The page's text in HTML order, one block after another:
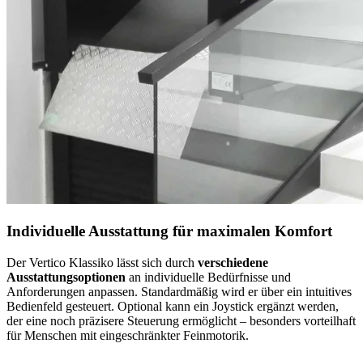
Individuelle Ausstattung für maximalen Komfort
Der Vertico Klassiko lässt sich durch verschiedene
Ausstattungsoptionen an individuelle Bedürfnisse und
Anforderungen anpassen. Standardmäßig wird er über ein intuitives
Bedienfeld gesteuert. Optional kann ein Joystick ergänzt werden,
der eine noch präzisere Steuerung ermöglicht – besonders vorteilhaft
für Menschen mit eingeschränkter Feinmotorik.